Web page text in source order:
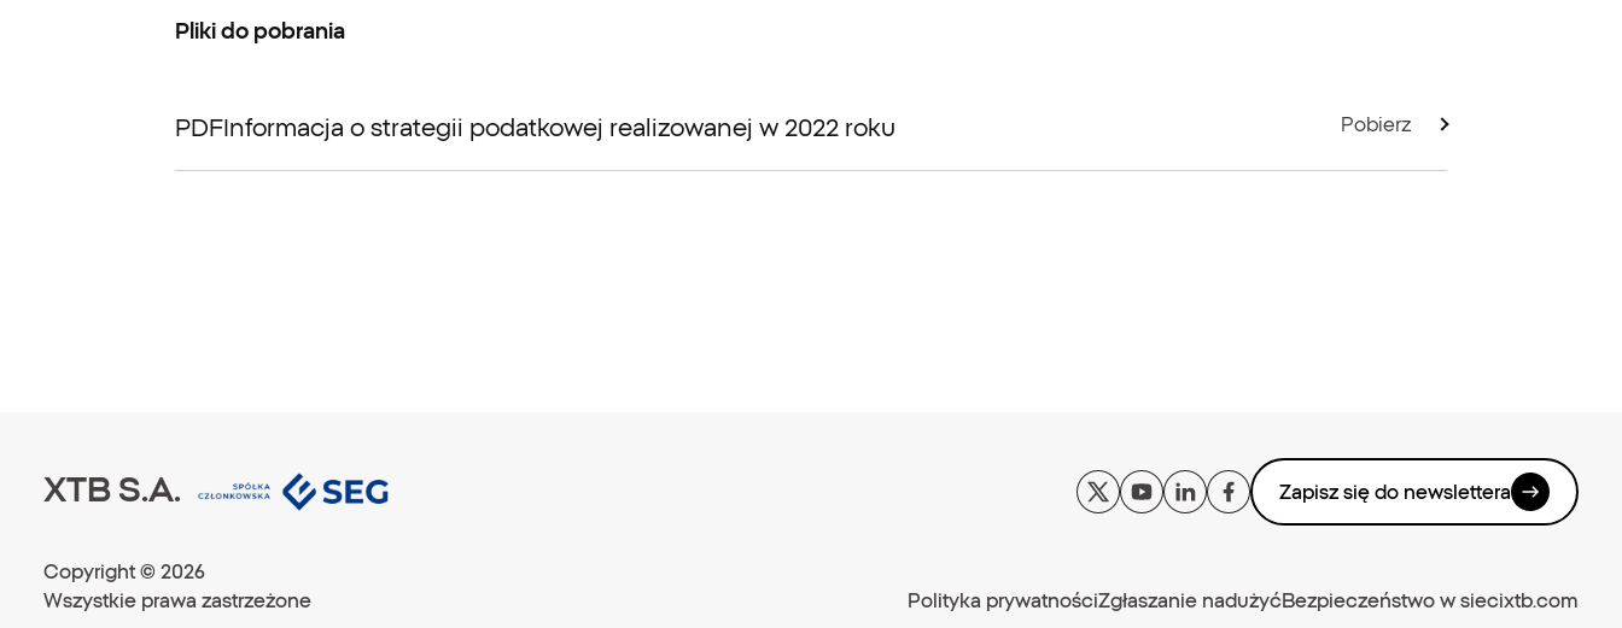
Pliki do pobrania
PDFInformacja o strategii podatkowej realizowanej w 2022 roku Pobierz
XTB S.A. Zapisz się do newslettera
Copyright © 2026
Wszystkie prawa zastrzeżone
Polityka prywatnościZgłaszanie nadużyćBezpieczeństwo w siecixtb.com